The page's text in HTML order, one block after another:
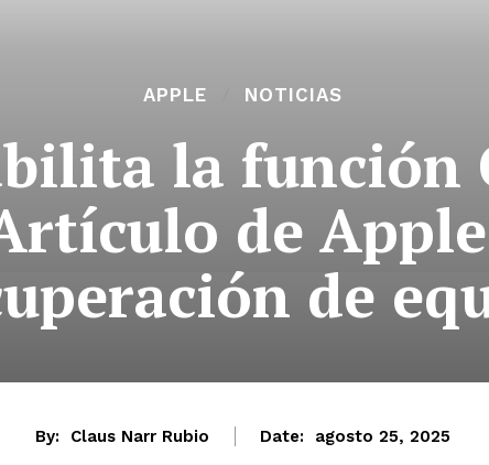
APPLE NOTICIAS
la función
de
de
By: Claus Narr Rubio Date: agosto 25, 2025